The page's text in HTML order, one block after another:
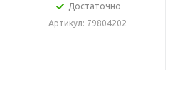
Достаточно
Артикул: 79804202